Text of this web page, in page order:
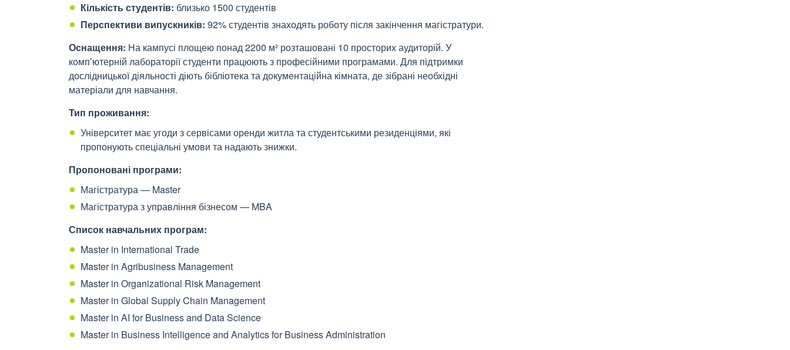
Кількість студентів: близько 1500 студентів
Перспективи випускників: 92% студентів знаходять роботу після закінчення магістратури.
Оснащення: На кампусі площею понад 2200 м² розташовані 10 просторих аудиторій. У
комп’ютерній лабораторії студенти працюють з професійними програмами. Для підтримки
дослідницької діяльності діють бібліотека та документаційна кімната, де зібрані необхідні
матеріали для навчання.
Тип проживання:
Університет має угоди з сервісами оренди житла та студентськими резиденціями, які
пропонують спеціальні умови та надають знижки.
Пропоновані програми:
Магістратура — Master
Магістратура з управління бізнесом — MBA
Список навчальних програм:
Master in International Trade
Master in Agribusiness Management
Master in Organizational Risk Management
Master in Global Supply Chain Management
Master in AI for Business and Data Science
Master in Business Intelligence and Analytics for Business Administration